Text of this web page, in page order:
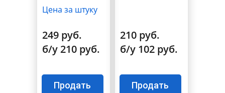
Цена за штуку
249 руб.
б/у 210 руб.
Продать
210 руб.
б/у 102 руб.
Продать